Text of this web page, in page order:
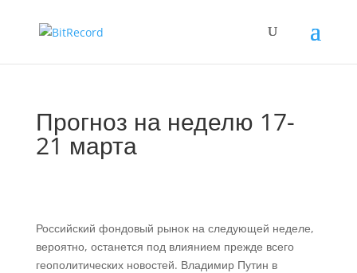
Прогноз на неделю 17-
21 марта
Российский фондовый рынок на следующей неделе,
вероятно, останется под влиянием прежде всего
геополитических новостей. Владимир Путин в